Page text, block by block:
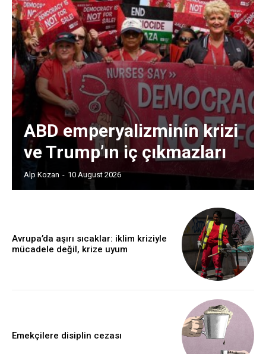
ABD emperyalizminin krizi
ve Trump’ın iç çıkmazları
Alp Kozan - 10 August 2026
Avrupa’da aşırı sıcaklar: iklim kriziyle
mücadele değil, krize uyum
Emekçilere disiplin cezası